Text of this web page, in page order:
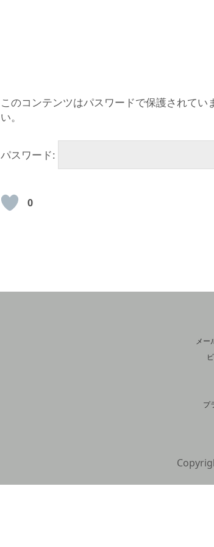
このコンテンツはパスワードで保護されて
い。
パスワード:
0
メー
プ